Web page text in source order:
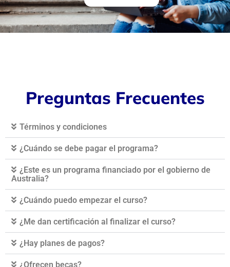
Preguntas Frecuentes
Términos y condiciones
¿Cuándo se debe pagar el programa?
¿Este es un programa financiado por el gobierno de
Australia?
¿Cuándo puedo empezar el curso?
¿Me dan certificación al finalizar el curso?
¿Hay planes de pagos?
¿Ofrecen becas?